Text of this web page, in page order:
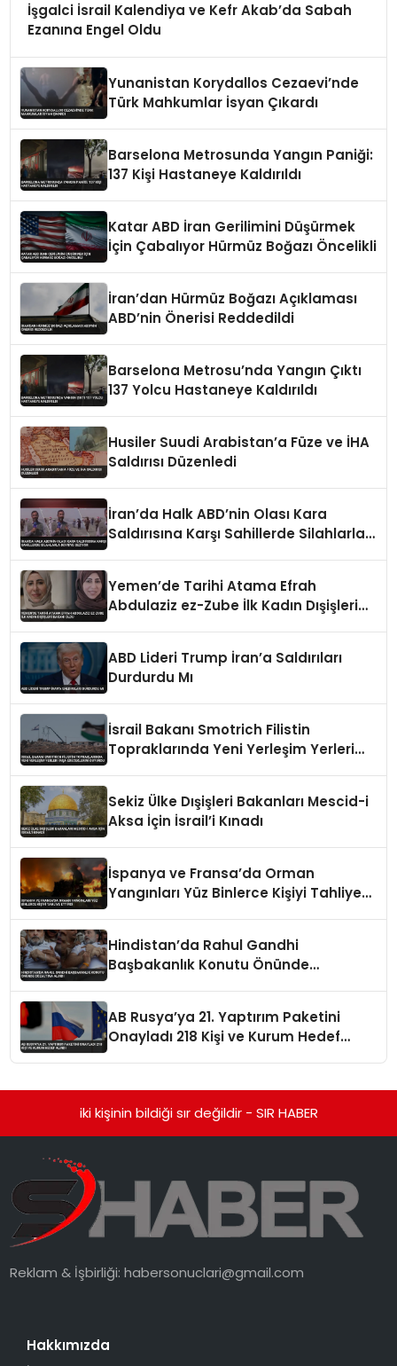
İşgalci İsrail Kalendiya ve Kefr Akab’da Sabah
Ezanına Engel Oldu
Yunanistan Korydallos Cezaevi’nde
Türk Mahkumlar İsyan Çıkardı
Barselona Metrosunda Yangın Paniği:
137 Kişi Hastaneye Kaldırıldı
Katar ABD İran Gerilimini Düşürmek
İçin Çabalıyor Hürmüz Boğazı Öncelikli
İran’dan Hürmüz Boğazı Açıklaması
ABD’nin Önerisi Reddedildi
Barselona Metrosu’nda Yangın Çıktı
137 Yolcu Hastaneye Kaldırıldı
Husiler Suudi Arabistan’a Füze ve İHA
Saldırısı Düzenledi
İran’da Halk ABD’nin Olası Kara
Saldırısına Karşı Sahillerde Silahlarla
Yemen’de Tarihi Atama Efrah
Abdulaziz ez-Zube İlk Kadın Dışişleri
ABD Lideri Trump İran’a Saldırıları
Durdurdu Mı
İsrail Bakanı Smotrich Filistin
Topraklarında Yeni Yerleşim Yerleri
Sekiz Ülke Dışişleri Bakanları Mescid-i
Aksa İçin İsrail’i Kınadı
İspanya ve Fransa’da Orman
Yangınları Yüz Binlerce Kişiyi Tahliye
Hindistan’da Rahul Gandhi
Başbakanlık Konutu Önünde
AB Rusya’ya 21. Yaptırım Paketini
Onayladı 218 Kişi ve Kurum Hedef
iki kişinin bildiği sır değildir - SIR HABER
Reklam & İşbirliği:habersonuclari@gmail.com
Hakkımızda